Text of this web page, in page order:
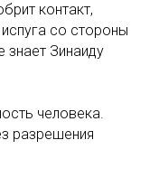
контакт,
со стороны
знает Зинаиду
человека.
разрешения